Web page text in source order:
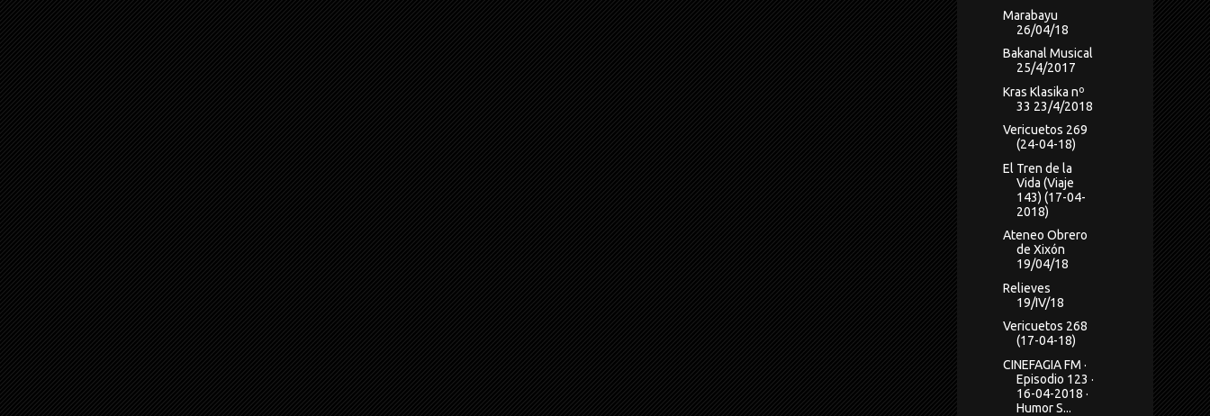
Marabayu
26/04/18
Bakanal Musical
25/4/2017
Kras Klasika nº
33 23/4/2018
Vericuetos 269
(24-04-18)
El Tren de la
Vida (Viaje
143) (17-04-
2018)
Ateneo Obrero
de Xixón
19/04/18
Relieves
19/IV/18
Vericuetos 268
(17-04-18)
CINEFAGIA FM ·
Episodio 123 ·
16-04-2018 ·
Humor S...